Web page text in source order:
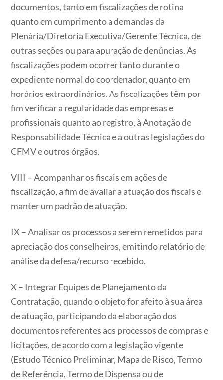
documentos, tanto em fiscalizações de rotina
quanto em cumprimento a demandas da
Plenária/Diretoria Executiva/Gerente Técnica, de
outras seções ou para apuração de denúncias. As
fiscalizações podem ocorrer tanto durante o
expediente normal do coordenador, quanto em
horários extraordinários. As fiscalizações têm por
fim verificar a regularidade das empresas e
profissionais quanto ao registro, à Anotação de
Responsabilidade Técnica e a outras legislações do
CFMV e outros órgãos.
VIII – Acompanhar os fiscais em ações de
fiscalização, a fim de avaliar a atuação dos fiscais e
manter um padrão de atuação.
IX – Analisar os processos a serem remetidos para
apreciação dos conselheiros, emitindo relatório de
análise da defesa/recurso recebido.
X – Integrar Equipes de Planejamento da
Contratação, quando o objeto for afeito à sua área
de atuação, participando da elaboração dos
documentos referentes aos processos de compras e
licitações, de acordo com a legislação vigente
(Estudo Técnico Preliminar, Mapa de Risco, Termo
de Referência, Termo de Dispensa ou de